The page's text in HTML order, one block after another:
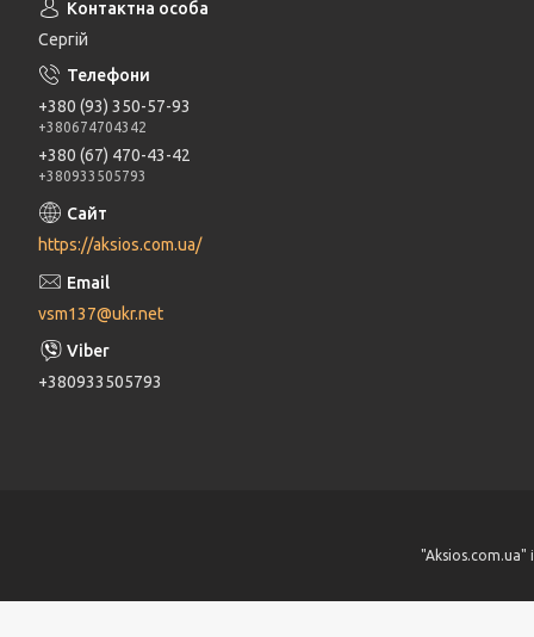
Сергій
+380 (93) 350-57-93
+380674704342
+380 (67) 470-43-42
+380933505793
https://aksios.com.ua/
vsm137@ukr.net
+380933505793